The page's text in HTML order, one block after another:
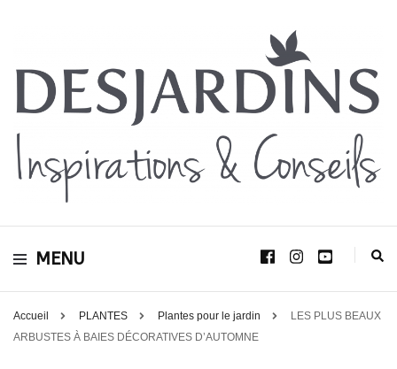
Desjardins
Inspirations &
Conseils
Avec le blog Desjardins, nous avons pour volonté de partager et de transmettre
d’aménagement d’intérieur et d’extérieur.
MENU
Accueil PLANTES Plantes pour le jardin
LES PLUS BEAUX
ARBUSTES À BAIES DÉCORATIVES D’AUTOMNE